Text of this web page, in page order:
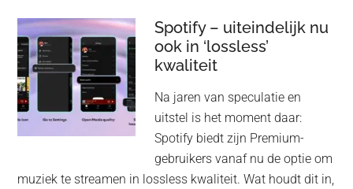
Spotify – uiteindelijk nu
ook in ‘lossless’
kwaliteit
Na jaren van speculatie en
uitstel is het moment daar:
Spotify biedt zijn Premium-
gebruikers vanaf nu de optie om
muziek te streamen in lossless kwaliteit. Wat houdt dit in,